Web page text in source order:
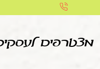
מצטרפים